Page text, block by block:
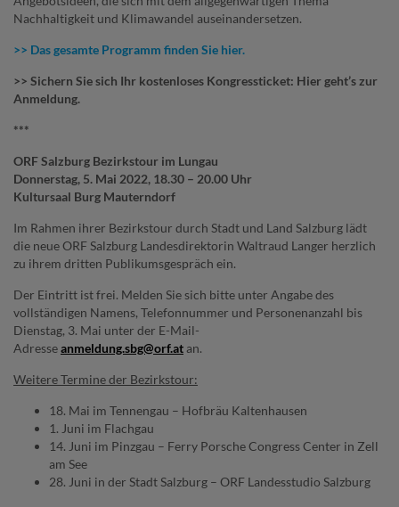
Nachhaltigkeit und Klimawandel auseinandersetzen.
>> Das gesamte Programm finden Sie hier.
>> Sichern Sie sich Ihr kostenloses Kongressticket: Hier geht’s zur
Anmeldung.
***
ORF Salzburg Bezirkstour im Lungau
Donnerstag, 5. Mai 2022, 18.30 – 20.00 Uhr
Kultursaal Burg Mauterndorf
Im Rahmen ihrer Bezirkstour durch Stadt und Land Salzburg lädt
die neue ORF Salzburg Landesdirektorin Waltraud Langer herzlich
zu ihrem dritten Publikumsgespräch ein.
Der Eintritt ist frei. Melden Sie sich bitte unter Angabe des
vollständigen Namens, Telefonnummer und Personenanzahl bis
Dienstag, 3. Mai unter der E-Mail-
Adresseanmeldung.sbg@orf.at an.
Weitere Termine der Bezirkstour:
18. Mai im Tennengau – Hofbräu Kaltenhausen
1. Juni im Flachgau
14. Juni im Pinzgau – Ferry Porsche Congress Center in Zell
am See
28. Juni in der Stadt Salzburg – ORF Landesstudio Salzburg